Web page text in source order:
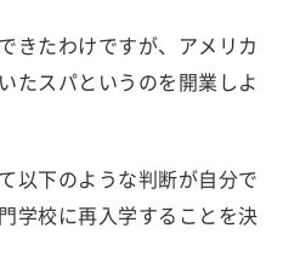
きたわけですが、アメリカ
たスパというのを開業しよ
以下のような判断が自分で
学校に再入学することを決